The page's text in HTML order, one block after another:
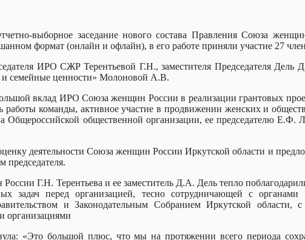
выборное заседание нового состава Правления Союза
формат (онлайн и офлайн), в его работе приняли участие 27
ИРО СЖР Терентьевой Г.Н., заместителя Председателя Дель
семейные ценности» Молоновой А.В.
вклад ИРО Союза женщин России в реализации грантовых
работы команды, активное участие в продвижении женских и
Общероссийской общественной организации, ее председателю
деятельности Союза женщин России Иркутской области и
Г.Н. Терентьева и ее заместитель Д.А. Дель тепло
задач перед организацией, тесно сотрудничающей с
и Законодательным Собранием Иркутской
организациями
«Это большой плюс, что мы на протяжении всего периода